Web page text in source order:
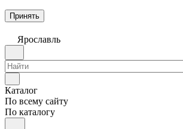
Принять
Ярославль
Каталог
По всему сайту
По каталогу